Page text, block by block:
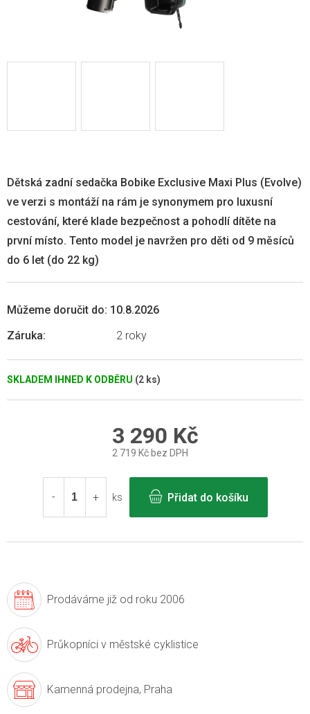
SKLADEM IHNED K ODBĚRU (2 ks)
Můžeme doručit do: 10.8.2026
Záruka: 2 roky
Dětská zadní sedačka Bobike Exclusive Maxi Plus (Evolve)
ve verzi s montáží na rám je synonymem pro luxusní
cestování, které klade bezpečnost a pohodlí dítěte na
první místo. Tento model je navržen pro děti od 9 měsíců
do 6 let (do 22 kg)
3 290 Kč
2 719 Kč bez DPH
cena:
ks
Přidat do košíku
Prodáváme již od roku 2006
Průkopníci v městské cyklistice
Kamenná prodejna, Praha